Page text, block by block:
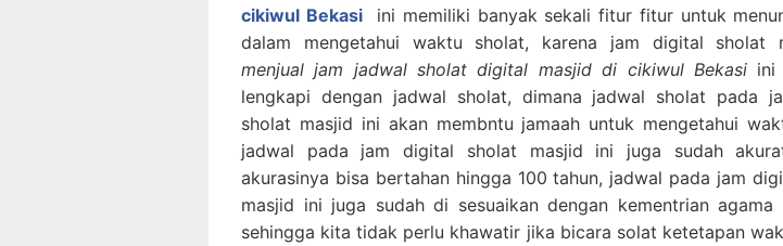
cikiwul Bekasiini memiliki banyak sekali fitur fitur untuk
dalam mengetahui waktu sholat, karena jam digital sholat
menjual jam jadwal sholat digital masjid di cikiwul Bekasiini
lengkapi dengan jadwal sholat, dimana jadwal sholat pada
sholat masjid ini akan membntu jamaah untuk mengetahui
jadwal pada jam digital sholat masjid ini juga sudah
akurasinya bisa bertahan hingga 100 tahun, jadwal pada jam
masjid ini juga sudah di sesuaikan dengan kementrian agama
sehingga kita tidak perlu khawatir jika bicara solat ketetapan